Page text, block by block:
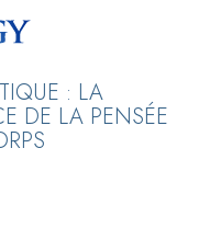
: LA
DE LA PENSÉE